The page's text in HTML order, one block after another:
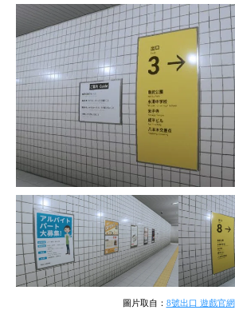
圖片取自： 8號出口 遊戲官網